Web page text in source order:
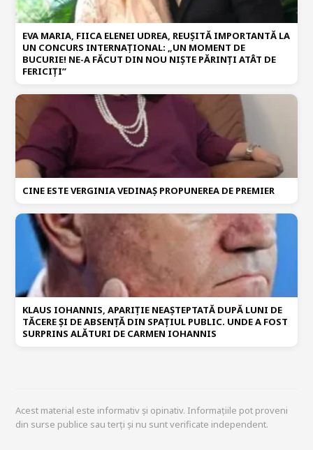
EVA MARIA, FIICA ELENEI UDREA, REUȘITĂ IMPORTANTĂ LA
UN CONCURS INTERNAȚIONAL: „UN MOMENT DE
BUCURIE! NE-A FĂCUT DIN NOU NIȘTE PĂRINȚI ATÂT DE
FERICIȚI”
CINE ESTE VERGINIA VEDINAȘ PROPUNEREA DE PREMIER
KLAUS IOHANNIS, APARIȚIE NEAȘTEPTATĂ DUPĂ LUNI DE
TĂCERE ȘI DE ABSENȚĂ DIN SPAȚIUL PUBLIC. UNDE A FOST
SURPRINS ALĂTURI DE CARMEN IOHANNIS
Acest material este informativ și opinativ. Informațiile pot proveni
din surse publice sau terți și nu sunt verificate independent.